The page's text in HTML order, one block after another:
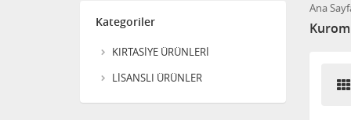
Kategoriler
KIRTASİYE ÜRÜNLERİ
LİSANSLI ÜRÜNLER
Acrox Naturel Dil Çubuğu
Ana